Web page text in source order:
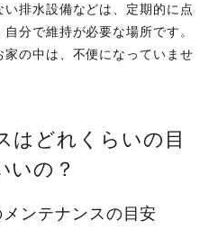
い排水設備などは、定期的に点
分で維持が必要な場所です。
家の中は、不便になっていませ
はどれくらいの目
いの？
ンテナンスの目安